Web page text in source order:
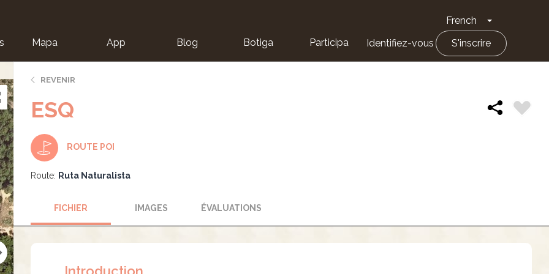
French Toggle
Mapa App Blog Botiga Participa Identifiez-vous S'inscrire
REVENIR
ESQ
ROUTE POI
Route: Ruta Naturalista
FICHIER IMAGES ÉVALUATIONS